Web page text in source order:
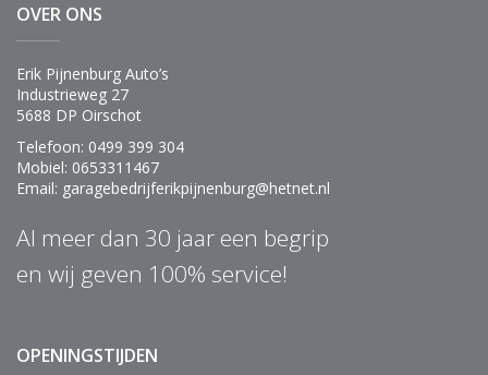
OVER ONS
Erik Pijnenburg Auto’s
Industrieweg 27
5688 DP Oirschot
Telefoon: 0499 399 304
Mobiel: 0653311467
Email: garagebedrijferikpijnenburg@hetnet.nl
Al meer dan 30 jaar een begrip
en wij geven 100% service!
OPENINGSTIJDEN